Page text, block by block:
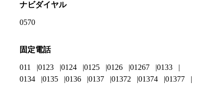
ナビダイヤル
0570
固定電話
011 0123 0124 0125 0126 01267
0133
0134
0135 0136 0137 01372 01374
01377